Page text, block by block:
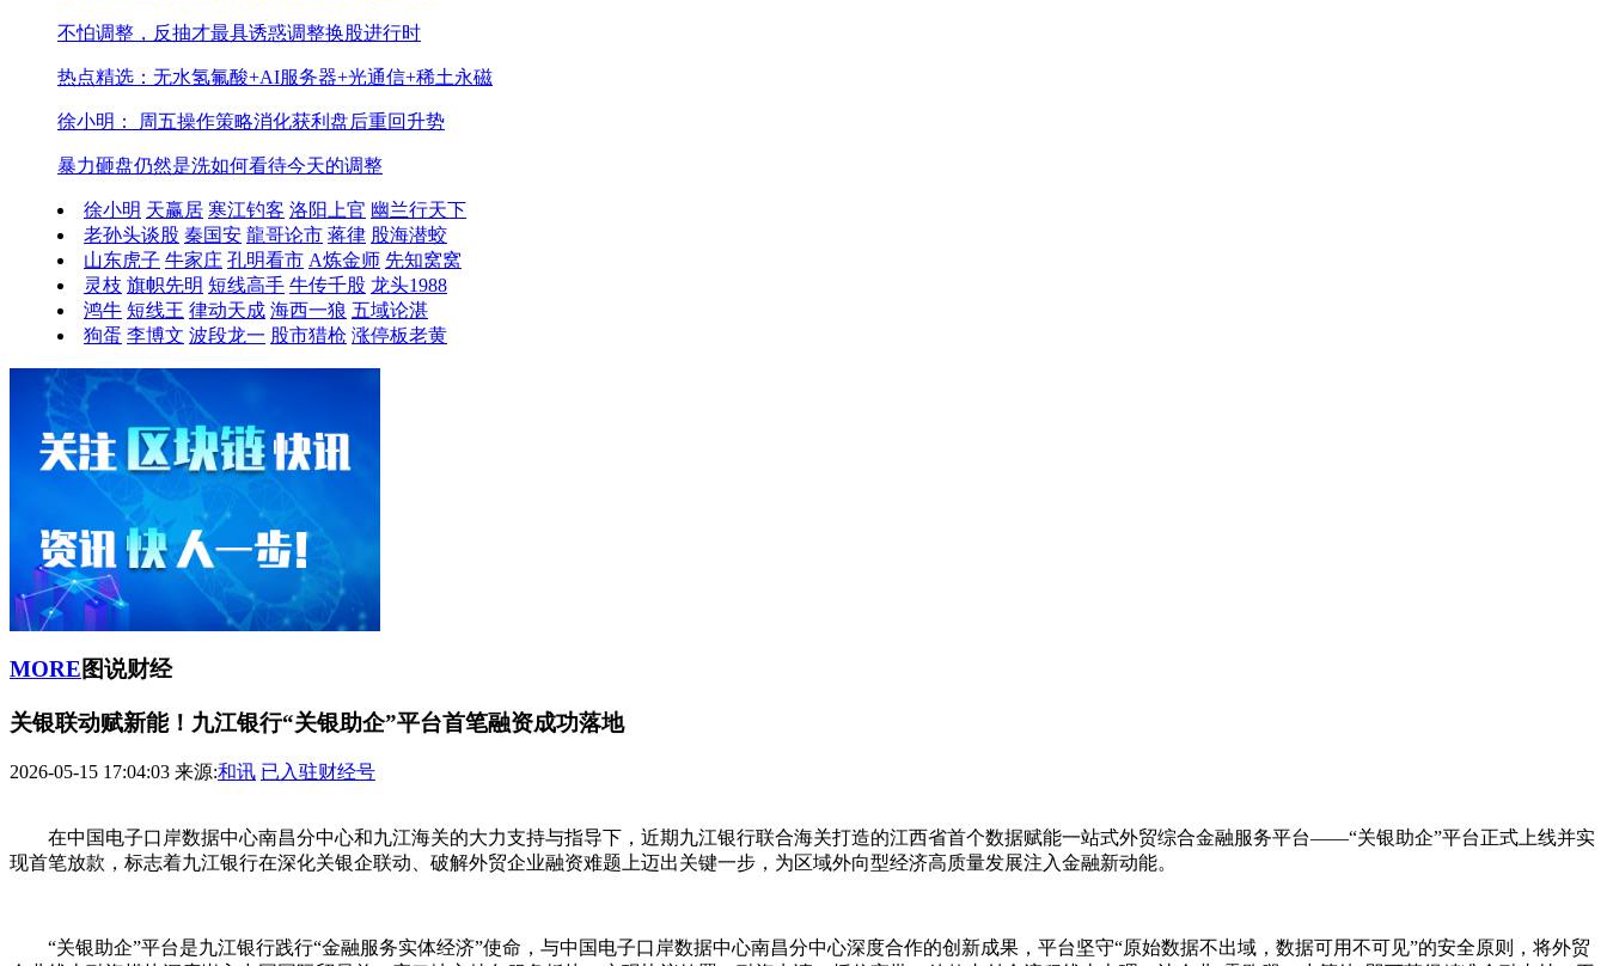
不怕调整，反抽才最具诱惑调整换股进行时
热点精选：无水氢氟酸+AI服务器+光通信+稀土永磁
徐小明： 周五操作策略消化获利盘后重回升势
暴力砸盘仍然是洗如何看待今天的调整
徐小明 天赢居 寒江钓客 洛阳上官 幽兰行天下
老孙头谈股 秦国安 龍哥论市 蒋律 股海潜蛟
山东虎子 牛家庄 孔明看市 A炼金师 先知窝窝
灵枝 旗帜先明 短线高手 牛传千股 龙头1988
鸿牛 短线王 律动天成 海西一狼 五域论湛
狗蛋 李博文 波段龙一 股市猎枪 涨停板老黄
MORE图说财经
关银联动赋新能！九江银行“关银助企”平台首笔融资成功落地
2026-05-15 17:04:03 来源:和讯 已入驻财经号
在中国电子口岸数据中心南昌分中心和九江海关的大力支持与指导下，近期九江银行联合海关打造的江西省首个数据赋能一站式外贸综合金融服务平台——“关银助企”平台正式上线并实
现首笔放款，标志着九江银行在深化关银企联动、破解外贸企业融资难题上迈出关键一步，为区域外向型经济高质量发展注入金融新动能。
“关银助企”平台是九江银行践行“金融服务实体经济”使命，与中国电子口岸数据中心南昌分中心深度合作的创新成果，平台坚守“原始数据不出域，数据可用不可见”的安全原则，将外贸